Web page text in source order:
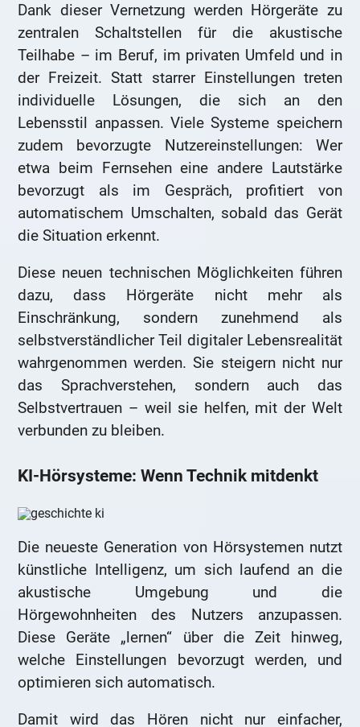
Dank dieser Vernetzung werden Hörgeräte zu
zentralen Schaltstellen für die akustische
Teilhabe – im Beruf, im privaten Umfeld und in
der Freizeit. Statt starrer Einstellungen treten
individuelle Lösungen, die sich an den
Lebensstil anpassen. Viele Systeme speichern
zudem bevorzugte Nutzereinstellungen: Wer
etwa beim Fernsehen eine andere Lautstärke
bevorzugt als im Gespräch, profitiert von
automatischem Umschalten, sobald das Gerät
die Situation erkennt.
Diese neuen technischen Möglichkeiten führen
dazu, dass Hörgeräte nicht mehr als
Einschränkung, sondern zunehmend als
selbstverständlicher Teil digitaler Lebensrealität
wahrgenommen werden. Sie steigern nicht nur
das Sprachverstehen, sondern auch das
Selbstvertrauen – weil sie helfen, mit der Welt
verbunden zu bleiben.
KI-Hörsysteme: Wenn Technik mitdenkt
Die neueste Generation von Hörsystemen nutzt
künstliche Intelligenz, um sich laufend an die
akustische Umgebung und die
Hörgewohnheiten des Nutzers anzupassen.
Diese Geräte „lernen“ über die Zeit hinweg,
welche Einstellungen bevorzugt werden, und
optimieren sich automatisch.
Damit wird das Hören nicht nur einfacher,